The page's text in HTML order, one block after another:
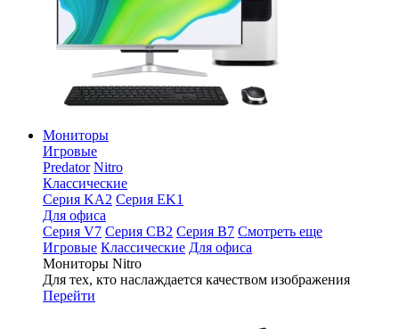
Мониторы
Игровые
Predator Nitro
Классические
Серия KA2 Серия EK1
Для офиса
Серия V7 Серия CB2 Серия B7 Смотреть еще
Игровые Классические Для офиса
Мониторы Nitro
Для тех, кто наслаждается качеством изображения
Перейти